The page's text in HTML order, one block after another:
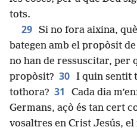
tots.
29 Si no fora aixina,
bategen amb el propòsit
no han de ressuscitar, per
propòsit? 30 I quin sentit
tothora? 31
Cada dia
Germans, açò és tan cert
vosaltres en Crist Jesús,